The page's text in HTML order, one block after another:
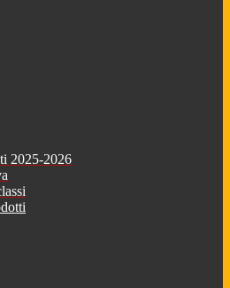
2025-2026